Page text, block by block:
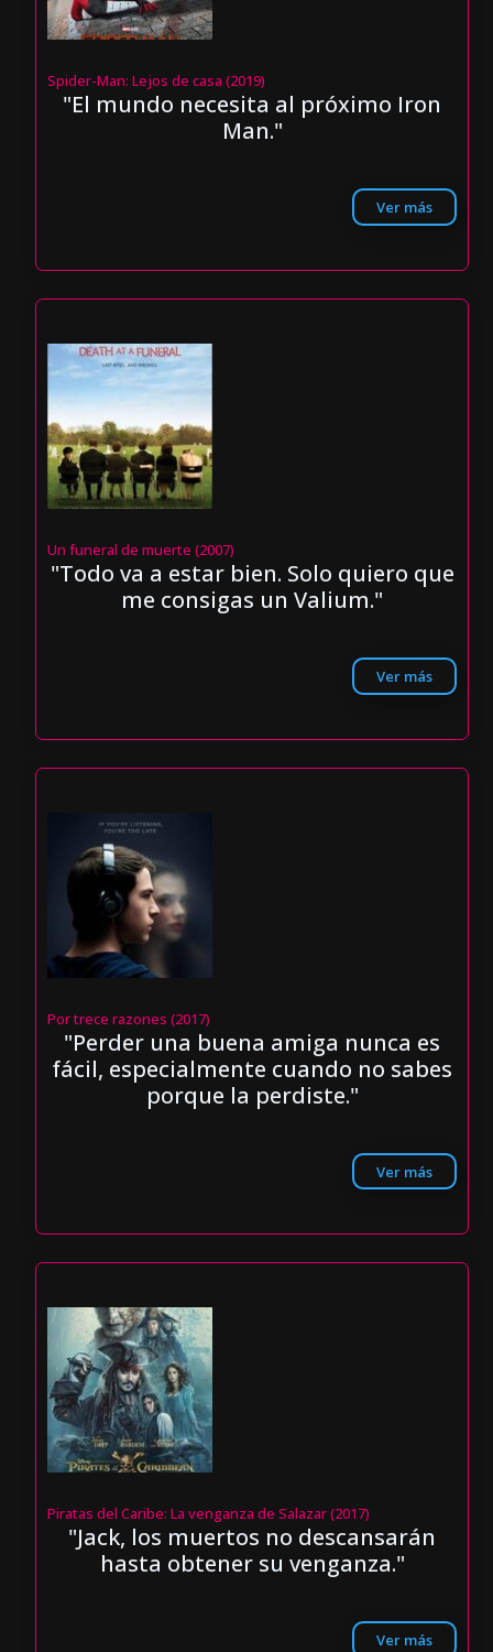
Spider-Man: Lejos de casa (2019)
"El mundo necesita al próximo Iron
Man."
Ver más
Un funeral de muerte (2007)
"Todo va a estar bien. Solo quiero que
me consigas un Valium."
Ver más
Por trece razones (2017)
"Perder una buena amiga nunca es
fácil, especialmente cuando no sabes
porque la perdiste."
Ver más
Piratas del Caribe: La venganza de Salazar (2017)
"Jack, los muertos no descansarán
hasta obtener su venganza."
Ver más